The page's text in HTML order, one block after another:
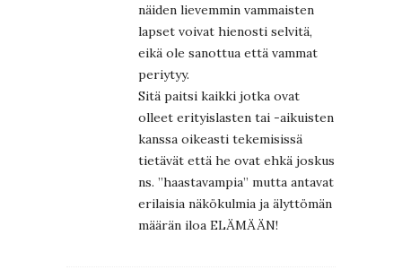
näiden lievemmin vammaisten
lapset voivat hienosti selvitä,
eikä ole sanottua että vammat
periytyy.
Sitä paitsi kaikki jotka ovat
olleet erityislasten tai -aikuisten
kanssa oikeasti tekemisissä
tietävät että he ovat ehkä joskus
ns. ”haastavampia” mutta antavat
erilaisia näkökulmia ja älyttömän
määrän iloa ELÄMÄÄN!